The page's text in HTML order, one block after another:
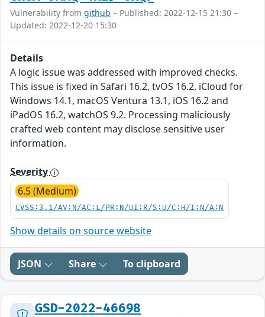
Vulnerability from github – Published: 2022-12-15 21:30 –
Updated: 2022-12-20 15:30
Details
A logic issue was addressed with improved checks.
This issue is fixed in Safari 16.2, tvOS 16.2, iCloud for
Windows 14.1, macOS Ventura 13.1, iOS 16.2 and
iPadOS 16.2, watchOS 9.2. Processing maliciously
crafted web content may disclose sensitive user
information.
Severity
6.5 (Medium)
CVSS:3.1/AV:N/AC:L/PR:N/UI:R/S:U/C:H/I:N/A:N
Show details on source website
JSON Share To clipboard
GSD-2022-46698